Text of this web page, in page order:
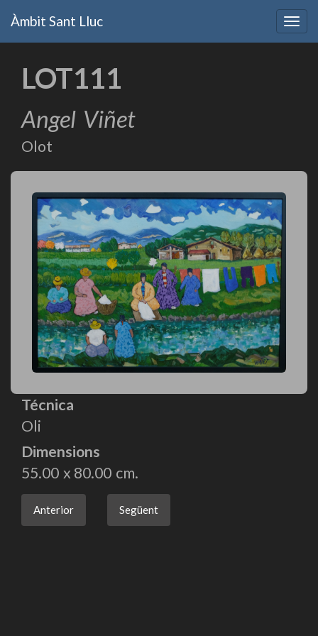
Àmbit Sant Lluc
LOT111
Angel Viñet
Olot
Técnica
Oli
Dimensions
55.00
80.00
Anterior Següent